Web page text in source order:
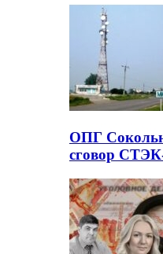
ОПГ
сговор